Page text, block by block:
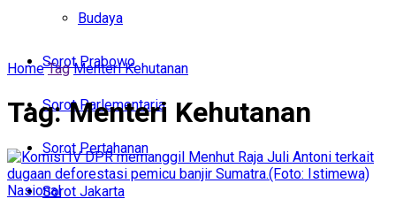
Budaya
Sorot Prabowo
Sorot Parlementaria
Sorot Pertahanan
Sorot Jakarta
Sorot Parlementaria
Sorot Pertahanan
Home Tag Menteri Kehutanan
Tag:Menteri Kehutanan
Nasional